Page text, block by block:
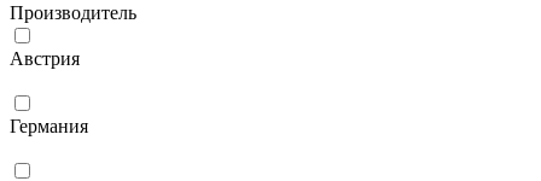
Производитель
Австрия
Германия